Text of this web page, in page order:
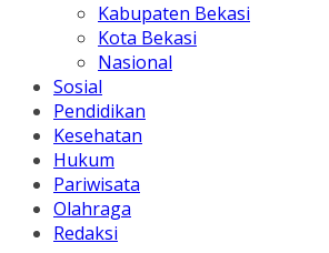
Kabupaten Bekasi
Kota Bekasi
Nasional
Sosial
Pendidikan
Kesehatan
Hukum
Pariwisata
Olahraga
Redaksi